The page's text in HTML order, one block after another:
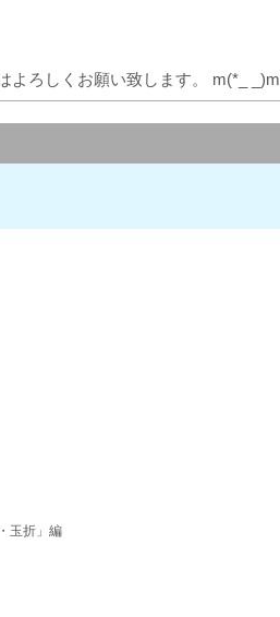
よろしくお願い致します。 m(*_ _)m
玉折」編